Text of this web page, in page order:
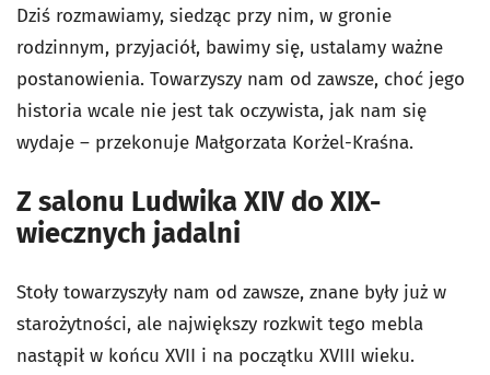
Dziś rozmawiamy, siedząc przy nim, w gronie
rodzinnym, przyjaciół, bawimy się, ustalamy ważne
postanowienia. Towarzyszy nam od zawsze, choć jego
historia wcale nie jest tak oczywista, jak nam się
wydaje – przekonuje Małgorzata Korżel-Kraśna.
Z salonu Ludwika XIV do XIX-
wiecznych jadalni
Stoły towarzyszyły nam od zawsze, znane były już w
starożytności, ale największy rozkwit tego mebla
nastąpił w końcu XVII i na początku XVIII wieku.